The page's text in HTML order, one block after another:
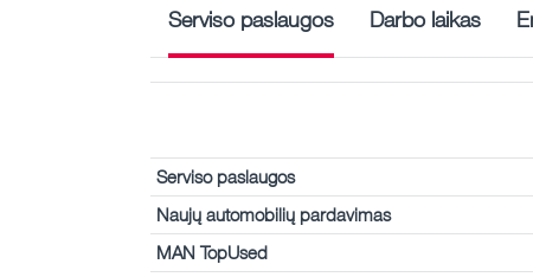
Serviso paslaugos Darbo laikas
Serviso paslaugos
Naujų automobilių pardavimas
MAN TopUsed